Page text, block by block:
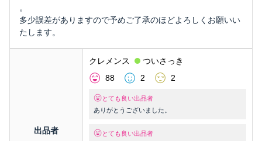
。
多少誤差がありますので予めご了承のほどよろしくお願いい
たします。
出品者
クレメンス
ついさっき
88
2 2
とても良い出品者
ありがとうございました。
とても良い出品者